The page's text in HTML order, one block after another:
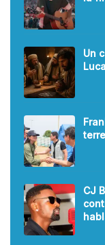
Un
CJ